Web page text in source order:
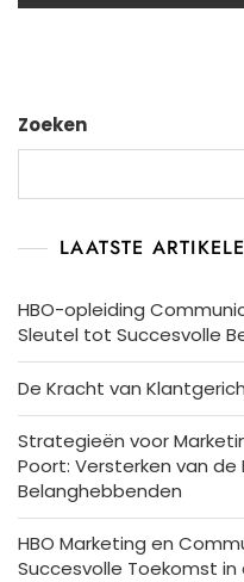
Zoeken
LAATSTE
HBO-opleiding
Sleutel tot Succesvolle
De Kracht van
Strategieën voor
Poort: Versterken van
Belanghebbenden
HBO Marketing en
Succesvolle Toekomst in